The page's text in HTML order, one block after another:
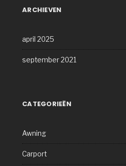
ARCHIEVEN
april 2025
september 2021
CATEGORIEËN
Awning
Carport